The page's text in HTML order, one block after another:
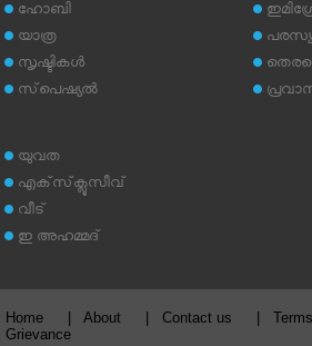
ഹോബി
യാത്ര
സൃഷ്ടികള്‍
സ്‌പെഷ്യല്‍
യുവത
എക്‌സ്‌ക്ലൂസീവ്
വീട്
ഇ അഹമ്മദ്‌
Home About Contact us Terms
Grievance